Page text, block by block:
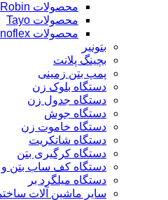
محصولات Robin
محصولات Tayo
محصولات Technoflex
بتونیر
بچینگ پلانت
پمپ بتن زمینی
دستگاه بلوک زن
دستگاه جدول زن
دستگاه جوش
دستگاه خاموت زن
دستگاه شاتکریت
دستگاه کرگیری بتن
دستگاه کف ساب بتن و
دستگاه میلگرد بر
سایر ماشین آلات